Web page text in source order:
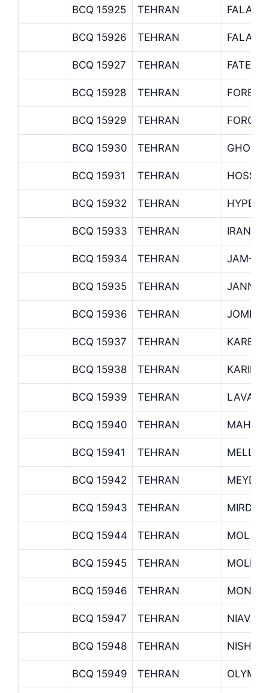
BCQ 15925 TEHRAN FALAKE
BCQ 15926 TEHRAN FALAK-
BCQ 15927 TEHRAN FATEMI
BCQ 15928 TEHRAN
BCQ 15929 TEHRAN
BCQ 15930 TEHRAN
BCQ 15931 TEHRAN
BCQ 15932 TEHRAN
BCQ 15933 TEHRAN IRAN
BCQ 15934 TEHRAN JAM-E-
BCQ 15935 TEHRAN
BCQ 15936 TEHRAN
BCQ 15937 TEHRAN
BCQ 15938 TEHRAN
BCQ 15939 TEHRAN
BCQ 15940 TEHRAN MAHAN
BCQ 15941 TEHRAN
BCQ 15942 TEHRAN
BCQ 15943 TEHRAN
BCQ 15944 TEHRAN
BCQ 15945 TEHRAN
BCQ 15946 TEHRAN
BCQ 15947 TEHRAN
BCQ 15948 TEHRAN
BCQ 15949 TEHRAN